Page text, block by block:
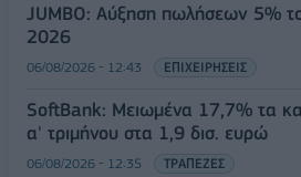
JUMBO: Αύξηση πωλήσεων 5%
2026
06/08/2026 - 12:43 ΕΠΙΧΕΙΡΗΣΕΙΣ
SoftBank: Μειωμένα 17,7% τα
α' τριμήνου στα 1,9 δισ. ευρώ
06/08/2026 - 12:35 ΤΡΑΠΕΖΕΣ